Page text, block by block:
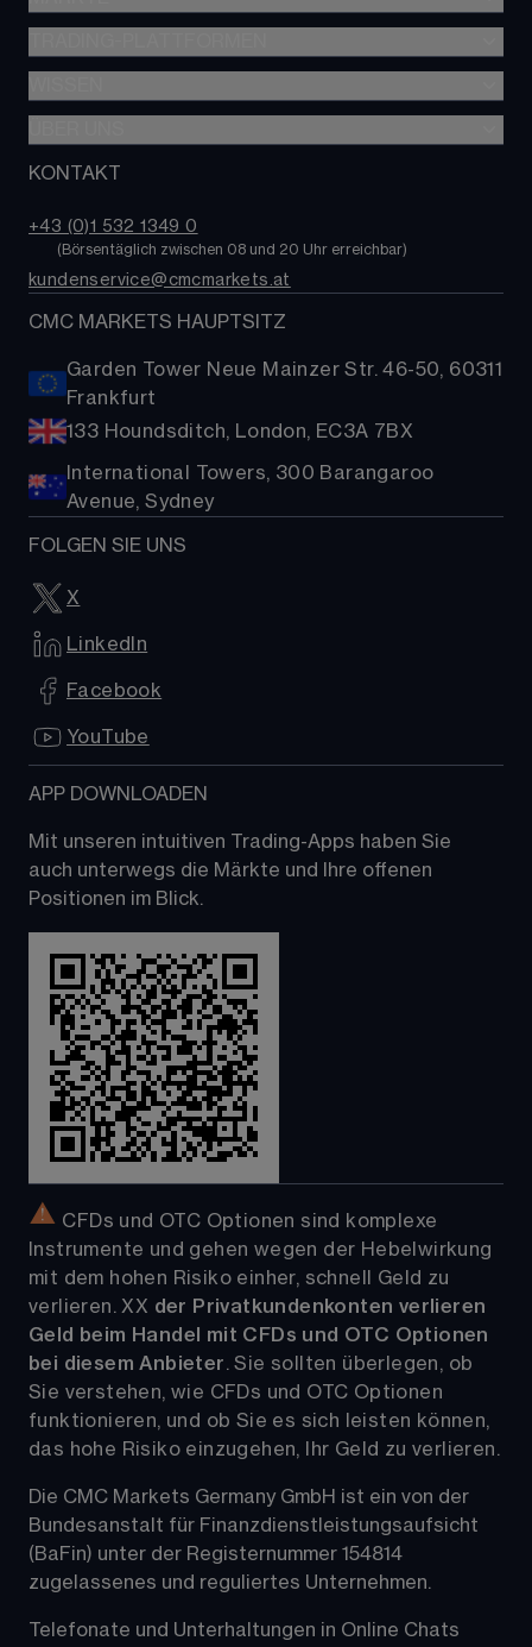
Optionshandel
Alpha
Professioneller Trader
Trading-Kosten
Aktien
Rohstoffe
ETFs
Kryptowährungen
Aktien-Baskets
MetaTrader 4 (MT4)
Nachrichten & Analysen
Über uns
FAQs
Hilfe
Presse
KONTAKT
+43 (0)1 532 1349 0​
        (
Börsentäglich zwischen 08 und 20 Uhr erreichbar)
kundenservice@cmcmarkets.at
CMC MARKETS HAUPTSITZ
Garden Tower Neue Mainzer Str. 46-50, 60311
Frankfurt
133 Houndsditch, London, EC3A 7BX
International Towers, 300 Barangaroo
Avenue, Sydney
FOLGEN SIE UNS
X
LinkedIn
Facebook
YouTube
APP DOWNLOADEN
Mit unseren intuitiven Trading-Apps haben Sie
auch unterwegs die Märkte und Ihre offenen
Positionen im Blick.
CFDs und OTC Optionen sind komplexe
Instrumente und gehen wegen der Hebelwirkung
mit dem hohen Risiko einher, schnell Geld zu
verlieren. XX der Privatkundenkonten verlieren
Geld beim Handel mit CFDs und OTC Optionen
bei diesem Anbieter. Sie sollten überlegen, ob
Sie verstehen, wie CFDs und OTC Optionen
funktionieren, und ob Sie es sich leisten können,
das hohe Risiko einzugehen, Ihr Geld zu verlieren.
Die CMC Markets Germany GmbH ist ein von der
Bundesanstalt für Finanzdienstleistungsaufsicht
(BaFin) unter der Registernummer 154814
zugelassenes und reguliertes Unternehmen.
Telefonate und Unterhaltungen in Online Chats